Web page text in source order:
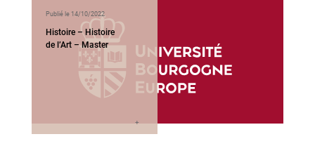
Publié le 14/10/2022
Histoire – Histoire
de l’Art – Master